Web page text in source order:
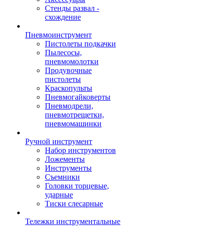
Стенды развал -
схождение
Пневмоинструмент
Пистолеты подкачки
Пылесосы,
пневмомолотки
Продувочные
пистолеты
Краскопульты
Пневмогайковерты
Пневмодрели,
пневмотрещетки,
пневмомашинки
Ручной инструмент
Набор инструментов
Ложементы
Инструменты
Съемники
Головки торцевые,
ударные
Тиски слесарные
Тележки инструментальные